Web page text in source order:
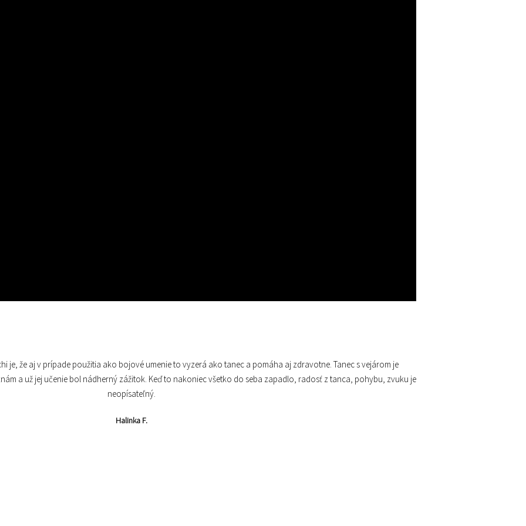
Gitka V.
je, že aj v prípade použitia ako bojové umenie to vyzerá ako tanec a pomáha aj zdravotne. Tanec s vejárom je
a už jej učenie bol nádherný zážitok. Keď to nakoniec všetko do seba zapadlo, radosť z tanca, pohybu, zvuku je
neopísateľný.
Halinka F.